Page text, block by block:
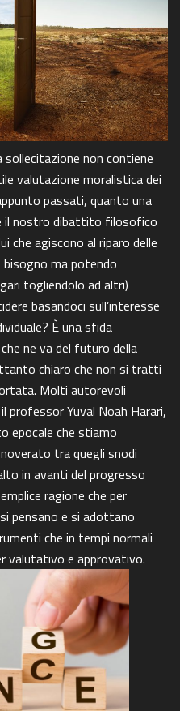
sollecitazione non contiene
valutazione moralistica dei
passati, quanto una
il nostro dibattito filosofico
che agiscono al riparo delle
ma potendo
togliendolo ad altri)
basandoci sull’interesse
È una sfida
ne va del futuro della
chiaro che non si tratti
Molti autorevoli
Yuval Noah Harari,
epocale che stiamo
tra quegli snodi
in avanti del progresso
ragione che per
pensano e si adottano
che in tempi normali
valutativo e approvativo.